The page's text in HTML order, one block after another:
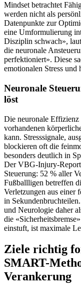
Mindset betrachtet
werden nicht als
Datenpunkte zur
eine Umformulierung
Disziplin schwach»,
die neuronale
perfektioniert». Diese
emotionalen Stress
Neuronale
löst
Die neuronale Effizienz
vorhandenen
kann. Stresssignale,
blockieren oft die
besonders deutlich in
Der VBG-Injury-Report
Steuerung: 52 % aller
Fußballligen betreffen
Verletzungen aus einer
in
und Neurologie daher
die
einstuft, ist maximale
Ziele richtig
SMART-
Verankerung